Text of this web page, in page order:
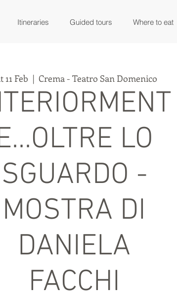
Itineraries Guided tours Where to eat
11 Feb
  |
Crema - Teatro San Domenico
LO
SGUARDO -
MOSTRA DI
DANIELA
FACCHI